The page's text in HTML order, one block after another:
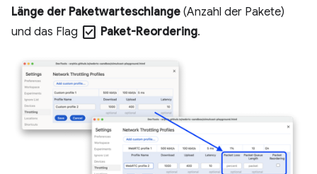
Länge der Paketwarteschlange (Anzahl der Pakete)
und das Flag check_box Paket-Reordering.